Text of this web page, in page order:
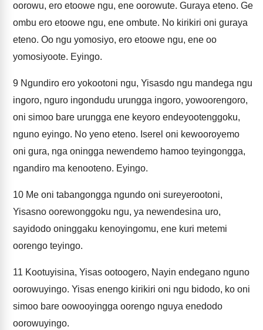
oorowu, ero etoowe ngu, ene oorowute. Guraya eteno. Ge
ombu ero etoowe ngu, ene ombute. No kirikiri oni guraya
eteno. Oo ngu yomosiyo, ero etoowe ngu, ene oo
yomosiyoote. Eyingo.
9 Ngundiro ero yokootoni ngu, Yisasdo ngu mandega ngu
ingoro, nguro ingondudu urungga ingoro, yowoorengoro,
oni simoo bare urungga ene keyoro endeyootenggoku,
nguno eyingo. No yeno eteno. Iserel oni kewooroyemo
oni gura, nga oningga newendemo hamoo teyingongga,
ngandiro ma kenooteno. Eyingo.
10 Me oni tabangongga ngundo oni sureyerootoni,
Yisasno oorewonggoku ngu, ya newendesina uro,
sayidodo oninggaku kenoyingomu, ene kuri metemi
oorengo teyingo.
11 Kootuyisina, Yisas ootoogero, Nayin endegano nguno
oorowuyingo. Yisas enengo kirikiri oni ngu bidodo, ko oni
simoo bare oowooyingga oorengo nguya enedodo
oorowuyingo.